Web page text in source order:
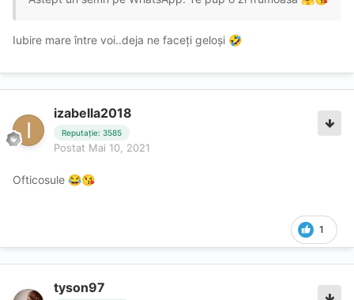
Iubire mare între voi..deja ne faceți geloși 🤣
izabella2018
Reputație: 3585
Postat Mai 10, 2021
Ofticosule 😂😘
1
tyson97